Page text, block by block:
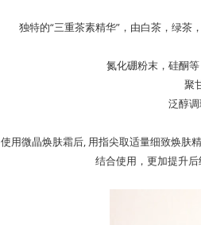
独特的“三重茶素精华”，由白茶，绿茶
氮化硼粉末，硅酮
聚
泛醇
使用微晶焕肤霜后, 用指尖取适量细致焕肤
结合使用，更加提升后